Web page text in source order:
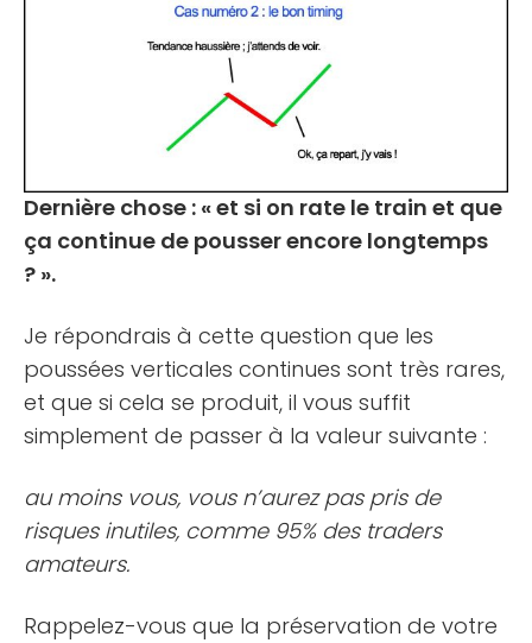
Dernière chose : « et si on rate le train et que
ça continue de pousser encore longtemps
? ».
Je répondrais à cette question que les
poussées verticales continues sont très rares,
et que si cela se produit, il vous suffit
simplement de passer à la valeur suivante :
au moins vous, vous n’aurez pas pris de
risques inutiles, comme 95% des traders
amateurs.
Rappelez-vous que la préservation de votre